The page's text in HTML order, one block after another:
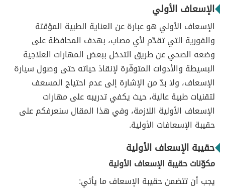
الإسعاف الأولي
الإسعاف الأولي هو عبارة عن العناية الطبية المؤقتة
والفورية التي تقدّم لأي مصاب، بهدف المحافظة على
وضعه الصحي عن طريق التدخل ببعض المهارات العلاجية
البسيطة والأدوات المتوفّرة لإنقاذ حياته حتى وصول سيارة
الإسعاف، ولا بدّ من الإشارة إلى عدم احتياج المسعف
لتقنيات طبية عالية، حيث يكفي تدريبه على مهارات
الإسعاف الأولية اللازمة، وفي هذا المقال سنعرفكم على
حقيبة الإسعافات الأولية.
حقيبة الإسعاف الأولية
مكوّنات حقيبة الإسعاف الأولية
يجب أن تتضمن حقيبة الإسعاف ما يأتي: